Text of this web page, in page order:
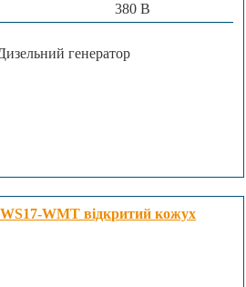
380 В
генератор
WMT відкритий кожух